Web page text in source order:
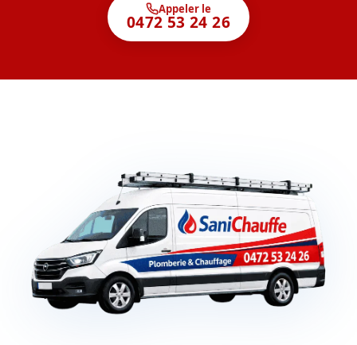
Appeler le
0472 53 24 26